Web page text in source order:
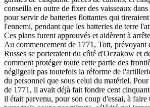
conseilla en outre de fixer des vaisseaux dans
pour servir de batteries flottantes qui
l'ennemi, pendant que les batteries de terre
Ces plans furent approuvés et aidèrent à
Au commencement de 1771, Tott, prévoyant
Russes se porteraient du côté d'Oczakow et
comment protéger toute cette partie des
négligeait pas toutefois la réforme de
du personnel que sous celui du matériel.
de 1771, il avait déjà fait fondre cent
il était parvenu, pour son coup d'essai, à faire